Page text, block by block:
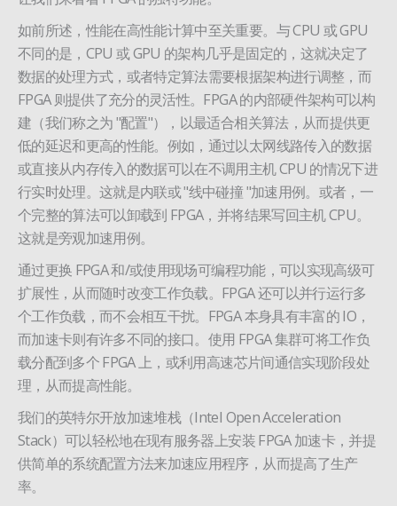
如前所述，性能在高性能计算中至关重要。与 CPU 或 GPU
不同的是，CPU 或 GPU 的架构几乎是固定的，这就决定了
数据的处理方式，或者特定算法需要根据架构进行调整，而
FPGA 则提供了充分的灵活性。FPGA 的内部硬件架构可以构
建（我们称之为 "配置"），以最适合相关算法，从而提供更
低的延迟和更高的性能。例如，通过以太网线路传入的数据
或直接从内存传入的数据可以在不调用主机 CPU 的情况下进
行实时处理。这就是内联或 "线中碰撞 "加速用例。或者，一
个完整的算法可以卸载到 FPGA，并将结果写回主机 CPU。
这就是旁观加速用例。
通过更换 FPGA 和/或使用现场可编程功能，可以实现高级可
扩展性，从而随时改变工作负载。FPGA 还可以并行运行多
个工作负载，而不会相互干扰。FPGA 本身具有丰富的 IO，
而加速卡则有许多不同的接口。使用 FPGA 集群可将工作负
载分配到多个 FPGA 上，或利用高速芯片间通信实现阶段处
理，从而提高性能。
我们的英特尔开放加速堆栈（Intel Open Acceleration
Stack）可以轻松地在现有服务器上安装 FPGA 加速卡，并提
供简单的系统配置方法来加速应用程序，从而提高了生产
率。